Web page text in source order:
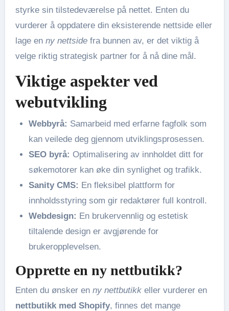
styrke sin tilstedeværelse på nettet. Enten du
vurderer å oppdatere din eksisterende nettside eller
lage en ny nettsidefra bunnen av, er det viktig å
velge riktig strategisk partner for å nå dine mål.
Viktige aspekter ved
webutvikling
Webbyrå: Samarbeid med erfarne fagfolk som
kan veilede deg gjennom utviklingsprosessen.
SEO byrå: Optimalisering av innholdet ditt for
søkemotorer kan øke din synlighet og trafikk.
Sanity CMS: En fleksibel plattform for
innholdsstyring som gir redaktører full kontroll.
Webdesign: En brukervennlig og estetisk
tiltalende design er avgjørende for
brukeropplevelsen.
Opprette en ny nettbutikk?
Enten du ønsker en ny nettbutikkeller vurderer en
nettbutikk med Shopify, finnes det mange